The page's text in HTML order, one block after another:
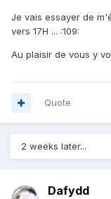
Je vais essayer de
vers 17H ... :109:
Au plaisir de vous y
Quote
2 weeks later...
Dafydd